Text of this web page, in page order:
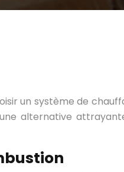
un système de
alternative